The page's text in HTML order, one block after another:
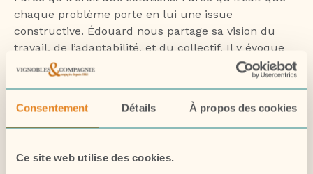
Consentement Détails À propos des cookies
Ce site web utilise des cookies.
chaque problème porte en lui une issue
constructive. Édouard nous partage sa vision du
travail, de l’adaptabilité, et du collectif. Il y évoque
aussi son envie d’évoluer, d’apprendre de nouveaux
métiers du secteur. Un chemin professionnel qui se
dessine, bouteille après bouteille, geste après geste.
🔁 Pour nous, Édouard incarne ces piliers invisibles